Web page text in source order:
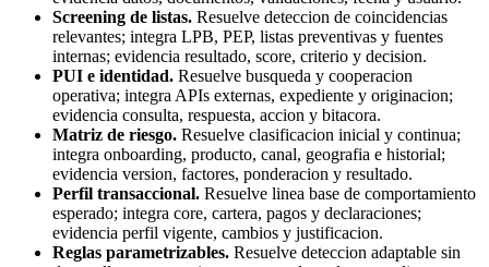
Screening de listas. Resuelve deteccion de coincidencias
relevantes; integra LPB, PEP, listas preventivas y fuentes
internas; evidencia resultado, score, criterio y decision.
PUI e identidad. Resuelve busqueda y cooperacion
operativa; integra APIs externas, expediente y originacion;
evidencia consulta, respuesta, accion y bitacora.
Matriz de riesgo. Resuelve clasificacion inicial y continua;
integra onboarding, producto, canal, geografia e historial;
evidencia version, factores, ponderacion y resultado.
Perfil transaccional. Resuelve linea base de comportamiento
esperado; integra core, cartera, pagos y declaraciones;
evidencia perfil vigente, cambios y justificacion.
Reglas parametrizables. Resuelve deteccion adaptable sin